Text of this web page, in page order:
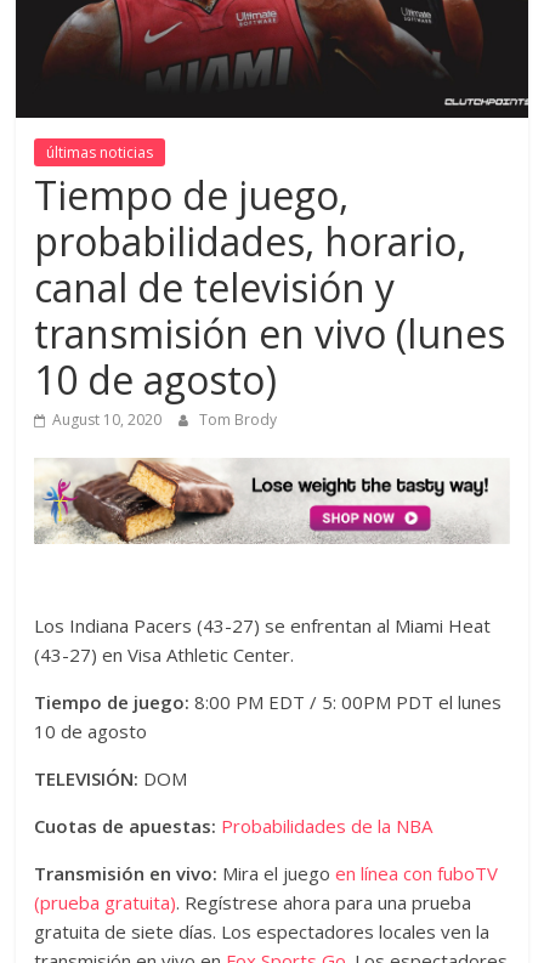
últimas noticias
Tiempo de juego,
probabilidades, horario,
canal de televisión y
transmisión en vivo (lunes
10 de agosto)
August 10, 2020 Tom Brody
Los Indiana Pacers (43-27) se enfrentan al Miami Heat
(43-27) en Visa Athletic Center.
Tiempo de juego: 8:00 PM EDT / 5: 00PM PDT el lunes
10 de agosto
TELEVISIÓN: DOM
Cuotas de apuestas: Probabilidades de la NBA
Transmisión en vivo: Mira el juegoen línea con fuboTV
(prueba gratuita). Regístrese ahora para una prueba
gratuita de siete días. Los espectadores locales ven la